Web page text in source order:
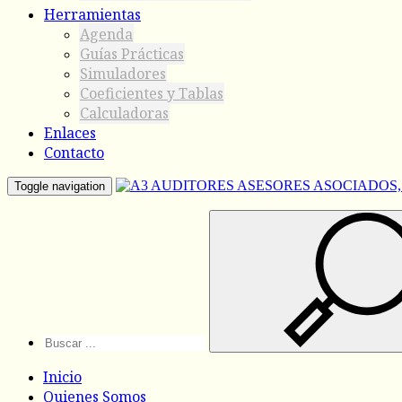
Herramientas
Agenda
Guías Prácticas
Simuladores
Coeficientes y Tablas
Calculadoras
Enlaces
Contacto
Toggle navigation
Inicio
Quienes Somos